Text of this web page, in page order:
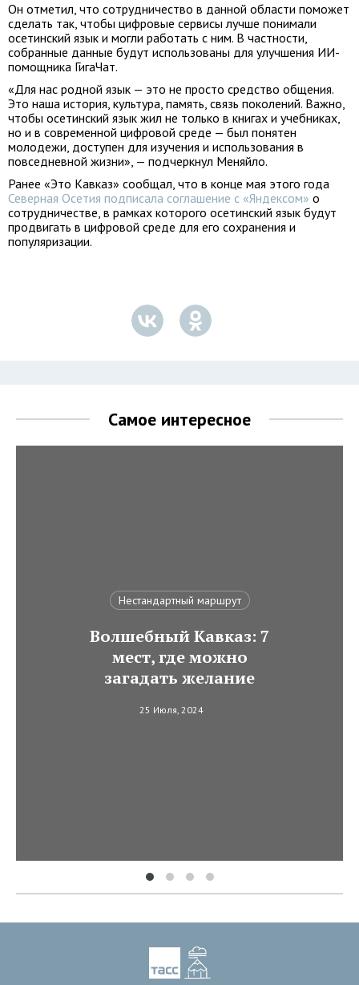
Он отметил, что сотрудничество в данной области поможет
сделать так, чтобы цифровые сервисы лучше понимали
осетинский язык и могли работать с ним. В частности,
собранные данные будут использованы для улучшения ИИ-
помощника ГигаЧат.
«Для нас родной язык — это не просто средство общения.
Это наша история, культура, память, связь поколений. Важно,
чтобы осетинский язык жил не только в книгах и учебниках,
но и в современной цифровой среде — был понятен
молодежи, доступен для изучения и использования в
повседневной жизни», — подчеркнул Меняйло.
Ранее «Это Кавказ» сообщал, что в конце мая этого года
Северная Осетия подписала соглашение с «Яндексом» о
сотрудничестве, в рамках которого осетинский язык будут
продвигать в цифровой среде для его сохранения и
популяризации.
Самое интересное
Нестандартный маршрут
Волшебный Кавказ: 7
мест, где можно
загадать желание
25 Июля, 2024